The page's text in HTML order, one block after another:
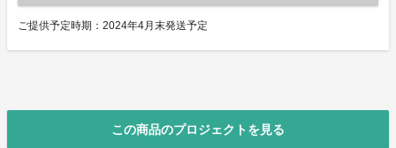
ご提供予定時期：2024年4月末発送予定
この商品のプロジェクトを見る